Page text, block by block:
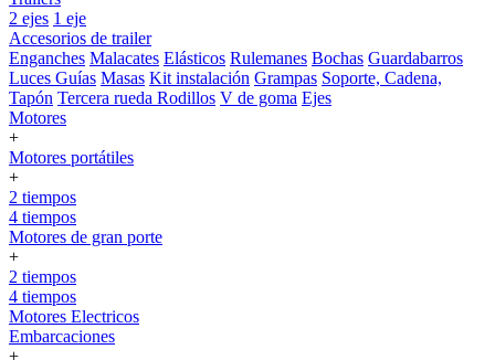
2 ejes 1 eje
Accesorios de trailer
Enganches Malacates Elásticos Rulemanes Bochas Guardabarros
Luces Guías Masas Kit instalación Grampas Soporte, Cadena,
Tapón Tercera rueda Rodillos V de goma Ejes
Motores
+
Motores portátiles
+
2 tiempos
4 tiempos
Motores de gran porte
+
2 tiempos
4 tiempos
Motores Electricos
Embarcaciones
+